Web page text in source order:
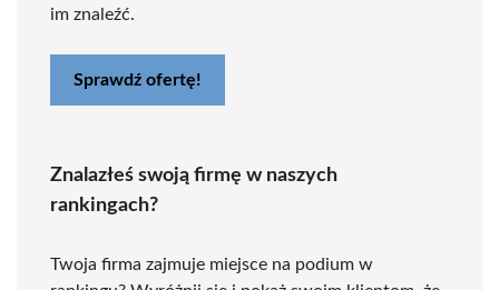
im znaleźć.
Sprawdź ofertę!
Znalazłeś swoją firmę w naszych
rankingach?
Twoja firma zajmuje miejsce na podium w